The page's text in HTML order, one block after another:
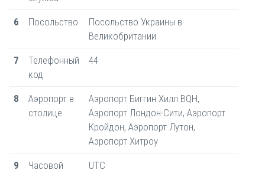
6 Посольство
Посольство Украины в
Великобритании
7
Телефонный
код
44
8
Аэропорт в
столице
Аэропорт Биггин Хилл BQH,
Аэропорт Лондон-Сити, Аэропорт
Кройдон, Аэропорт Лутон,
Аэропорт Хитроу
9
Часовой
UTC